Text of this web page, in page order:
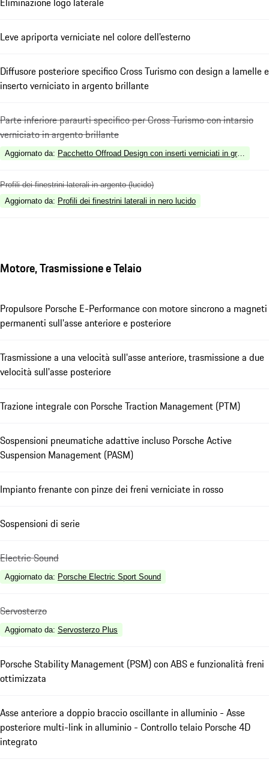
Leve apriporta verniciate nel colore dell'esterno
Diffusore posteriore specifico Cross Turismo con design a lamelle e
inserto verniciato in argento brillante
Parte inferiore paraurti specifico per Cross Turismo con intarsio
verniciato in argento brillante
Aggiornato da: Pacchetto Offroad Design con inserti verniciati in grigio
Profili dei finestrini laterali in argento (lucido)
Aggiornato da: Profili dei finestrini laterali in nero lucido
Motore, Trasmissione e Telaio
Propulsore Porsche E-Performance con motore sincrono a magneti
permanenti sull'asse anteriore e posteriore
Trasmissione a una velocità sull'asse anteriore, trasmissione a due
velocità sull'asse posteriore
Trazione integrale con Porsche Traction Management (PTM)
Sospensioni pneumatiche adattive incluso Porsche Active
Suspension Management (PASM)
Impianto frenante con pinze dei freni verniciate in rosso
Sospensioni di serie
Electric Sound
Aggiornato da: Porsche Electric Sport Sound
Servosterzo
Aggiornato da: Servosterzo Plus
Porsche Stability Management (PSM) con ABS e funzionalità freni
ottimizzata
Asse anteriore a doppio braccio oscillante in alluminio - Asse
posteriore multi-link in alluminio - Controllo telaio Porsche 4D
integrato